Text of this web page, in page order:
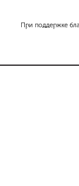
При поддержке